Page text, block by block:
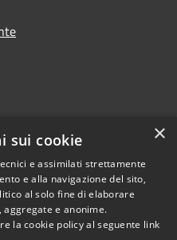
Copyright © 2026 • Comune di
Sant'Antonio Abate • Powered
×
sui cookie
e assimilati strettamente
e alla navigazione del sito,
al solo fine di elaborare
e anonime.
la cookie policy al seguente link